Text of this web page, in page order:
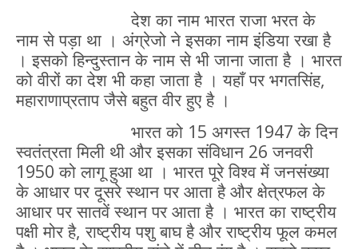
देश का नाम भारत राजा भरत के
नाम से पड़ा था । अंग्रेजो ने इसका नाम इंडिया रखा है
। इसको हिन्दुस्तान के नाम से भी जाना जाता है । भारत
को वीरों का देश भी कहा जाता है । यहाँ पर भगतसिंह,
महाराणाप्रताप जैसे बहुत वीर हुए है ।
भारत को 15 अगस्त 1947 के दिन
स्वतंत्रता मिली थी और इसका संविधान 26 जनवरी
1950 को लागू हुआ था । भारत पूरे विश्व में जनसंख्या
के आधार पर दूसरे स्थान पर आता है और क्षेत्रफल के
आधार पर सातवें स्थान पर आता है । भारत का राष्ट्रीय
पक्षी मोर है, राष्ट्रीय पशु बाघ है और राष्ट्रीय फूल कमल